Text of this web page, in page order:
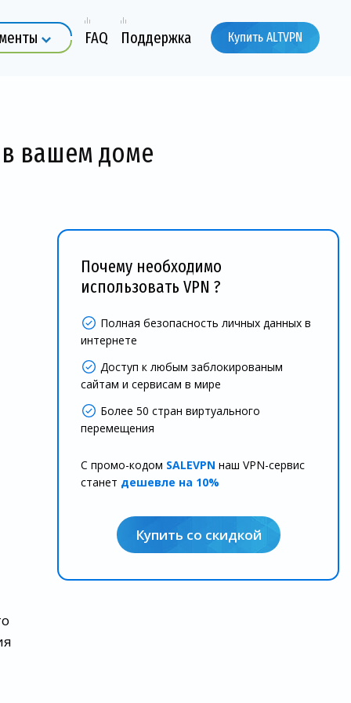
FAQ Поддержка Купить ALTVPN
в вашем доме
Почему необходимо
использовать VPN ?
Полная безопасность личных данных в
интернете
Доступ к любым заблокированым
сайтам и сервисам в мире
Более 50 стран виртуального
перемещения
С промо-кодом SALEVPN наш VPN-сервис
станет дешевле на 10%
Купить со скидкой